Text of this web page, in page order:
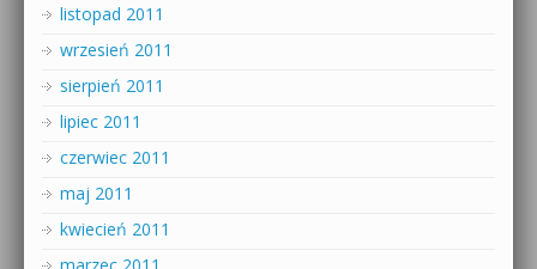
listopad 2011
wrzesień 2011
sierpień 2011
lipiec 2011
czerwiec 2011
maj 2011
kwiecień 2011